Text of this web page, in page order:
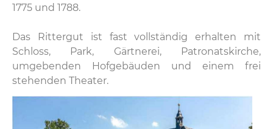
1775 und 1788.
Das Rittergut ist fast vollständig erhalten mit
Schloss, Park, Gärtnerei, Patronatskirche,
umgebenden Hofgebäuden und einem frei
stehenden Theater.